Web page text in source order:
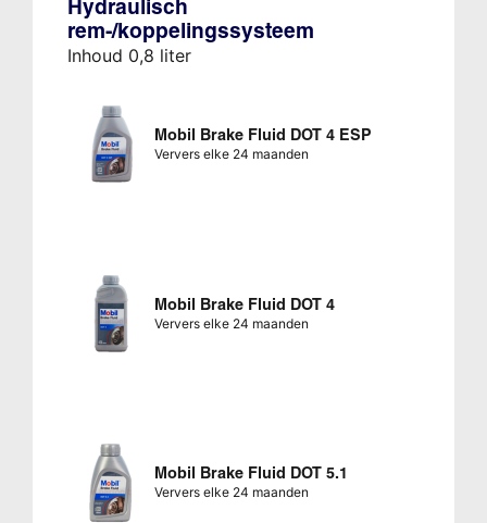
Hydraulisch
rem-/koppelingssysteem
Inhoud 0,8 liter
Mobil Brake Fluid DOT 4 ESP
Ververs elke 24 maanden
Mobil Brake Fluid DOT 4
Ververs elke 24 maanden
Mobil Brake Fluid DOT 5.1
Ververs elke 24 maanden